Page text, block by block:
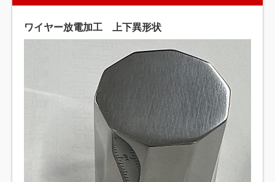
ワイヤー放電加工 上下異形状